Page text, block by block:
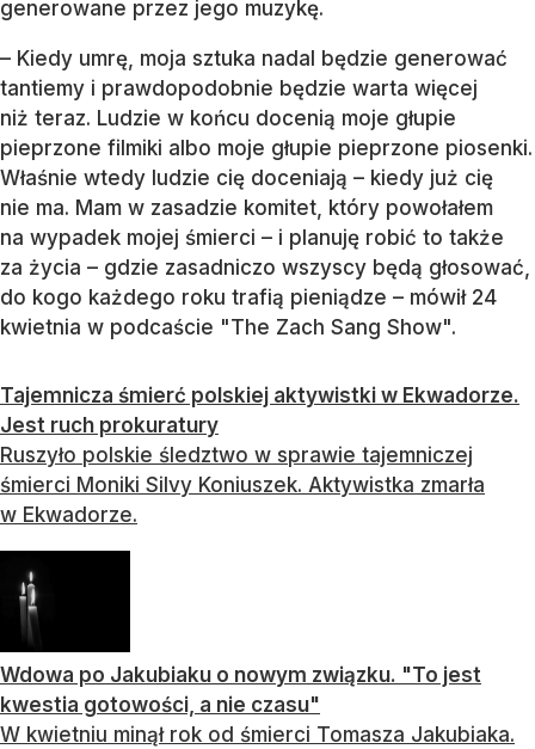
generowane przez jego muzykę.
– Kiedy umrę, moja sztuka nadal będzie generować
tantiemy i prawdopodobnie będzie warta więcej
niż teraz. Ludzie w końcu docenią moje głupie
pieprzone filmiki albo moje głupie pieprzone piosenki.
Właśnie wtedy ludzie cię doceniają – kiedy już cię
nie ma. Mam w zasadzie komitet, który powołałem
na wypadek mojej śmierci – i planuję robić to także
za życia – gdzie zasadniczo wszyscy będą głosować,
do kogo każdego roku trafią pieniądze – mówił 24
kwietnia w podcaście "The Zach Sang Show".
Tajemnicza śmierć polskiej aktywistki w Ekwadorze.
Jest ruch prokuratury
Ruszyło polskie śledztwo w sprawie tajemniczej
śmierci Moniki Silvy Koniuszek. Aktywistka zmarła
w Ekwadorze.
Wdowa po Jakubiaku o nowym związku. "To jest
kwestia gotowości, a nie czasu"
W kwietniu minął rok od śmierci Tomasza Jakubiaka.